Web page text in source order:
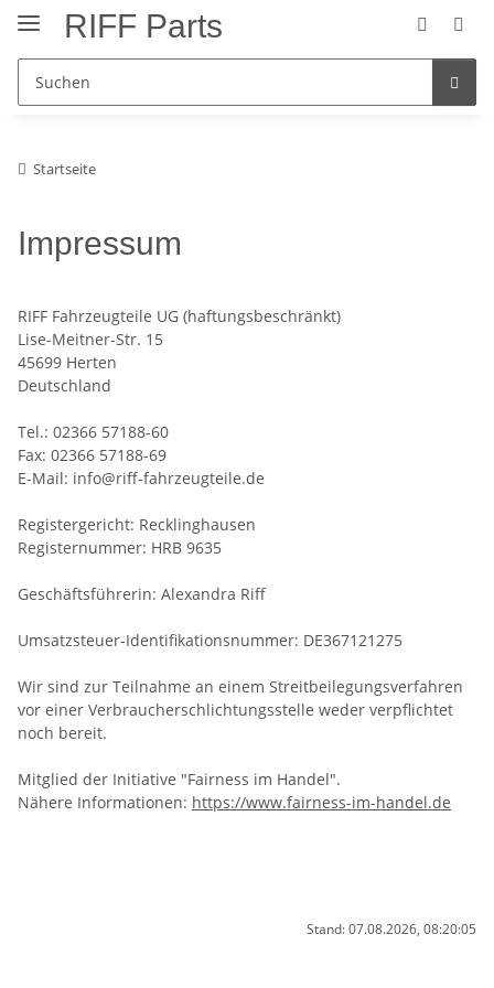
RIFF Parts
Startseite
Impressum
RIFF Fahrzeugteile UG (haftungsbeschränkt)
Lise-Meitner-Str. 15
45699 Herten
Deutschland
Tel.: 02366 57188-60
Fax: 02366 57188-69
E-Mail: info@riff-fahrzeugteile.de
Registergericht: Recklinghausen
Registernummer: HRB 9635
Geschäftsführerin: Alexandra Riff
Umsatzsteuer-Identifikationsnummer: DE367121275
Wir sind zur Teilnahme an einem Streitbeilegungsverfahren
vor einer Verbraucherschlichtungsstelle weder verpflichtet
noch bereit.
Mitglied der Initiative "Fairness im Handel".
Nähere Informationen: https://www.fairness-im-handel.de
Stand: 07.08.2026, 08:20:05